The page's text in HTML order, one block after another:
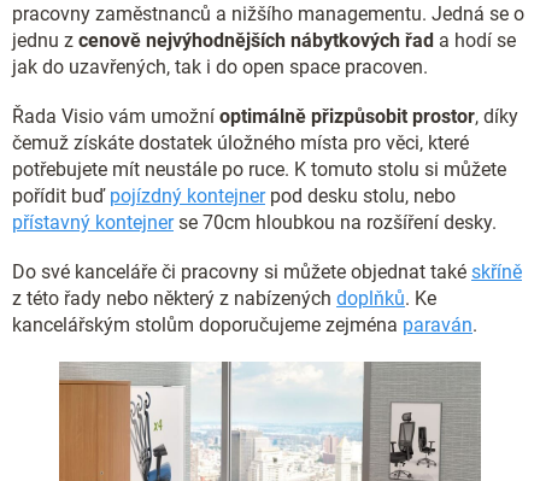
pracovny zaměstnanců a nižšího managementu. Jedná se o
jednu z cenově nejvýhodnějších nábytkových řad a hodí se
jak do uzavřených, tak i do open space pracoven.
Řada Visio vám umožní optimálně přizpůsobit prostor, díky
čemuž získáte dostatek úložného místa pro věci, které
potřebujete mít neustále po ruce. K tomuto stolu si můžete
pořídit buď pojízdný kontejnerpod desku stolu, nebo
přístavný kontejnerse 70cm hloubkou na rozšíření desky.
Do své kanceláře či pracovny si můžete objednat také skříně
z této řady nebo některý z nabízených doplňků. Ke
kancelářským stolům doporučujeme zejména paraván.